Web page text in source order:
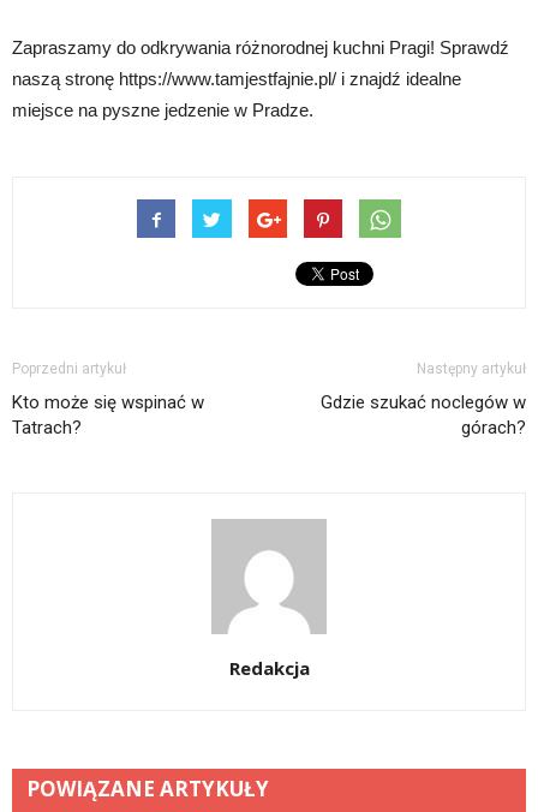
Zapraszamy do odkrywania różnorodnej kuchni Pragi! Sprawdź
naszą stronę https://www.tamjestfajnie.pl/ i znajdź idealne
miejsce na pyszne jedzenie w Pradze.
Poprzedni artykuł
Kto może się wspinać w
Tatrach?
Następny artykuł
Gdzie szukać noclegów w
górach?
Redakcja
POWIĄZANE ARTYKUŁY